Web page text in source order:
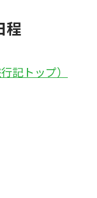
程
記トップ）